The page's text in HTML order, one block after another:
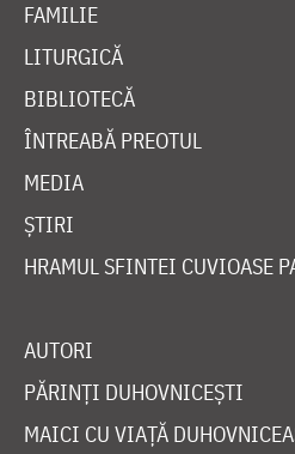
FAMILIE
LITURGICĂ
BIBLIOTECĂ
ÎNTREABĂ PREOTUL
MEDIA
ȘTIRI
HRAMUL SFINTEI CUVIOASE
AUTORI
PĂRINȚI DUHOVNICEȘTI
MAICI CU VIAȚĂ